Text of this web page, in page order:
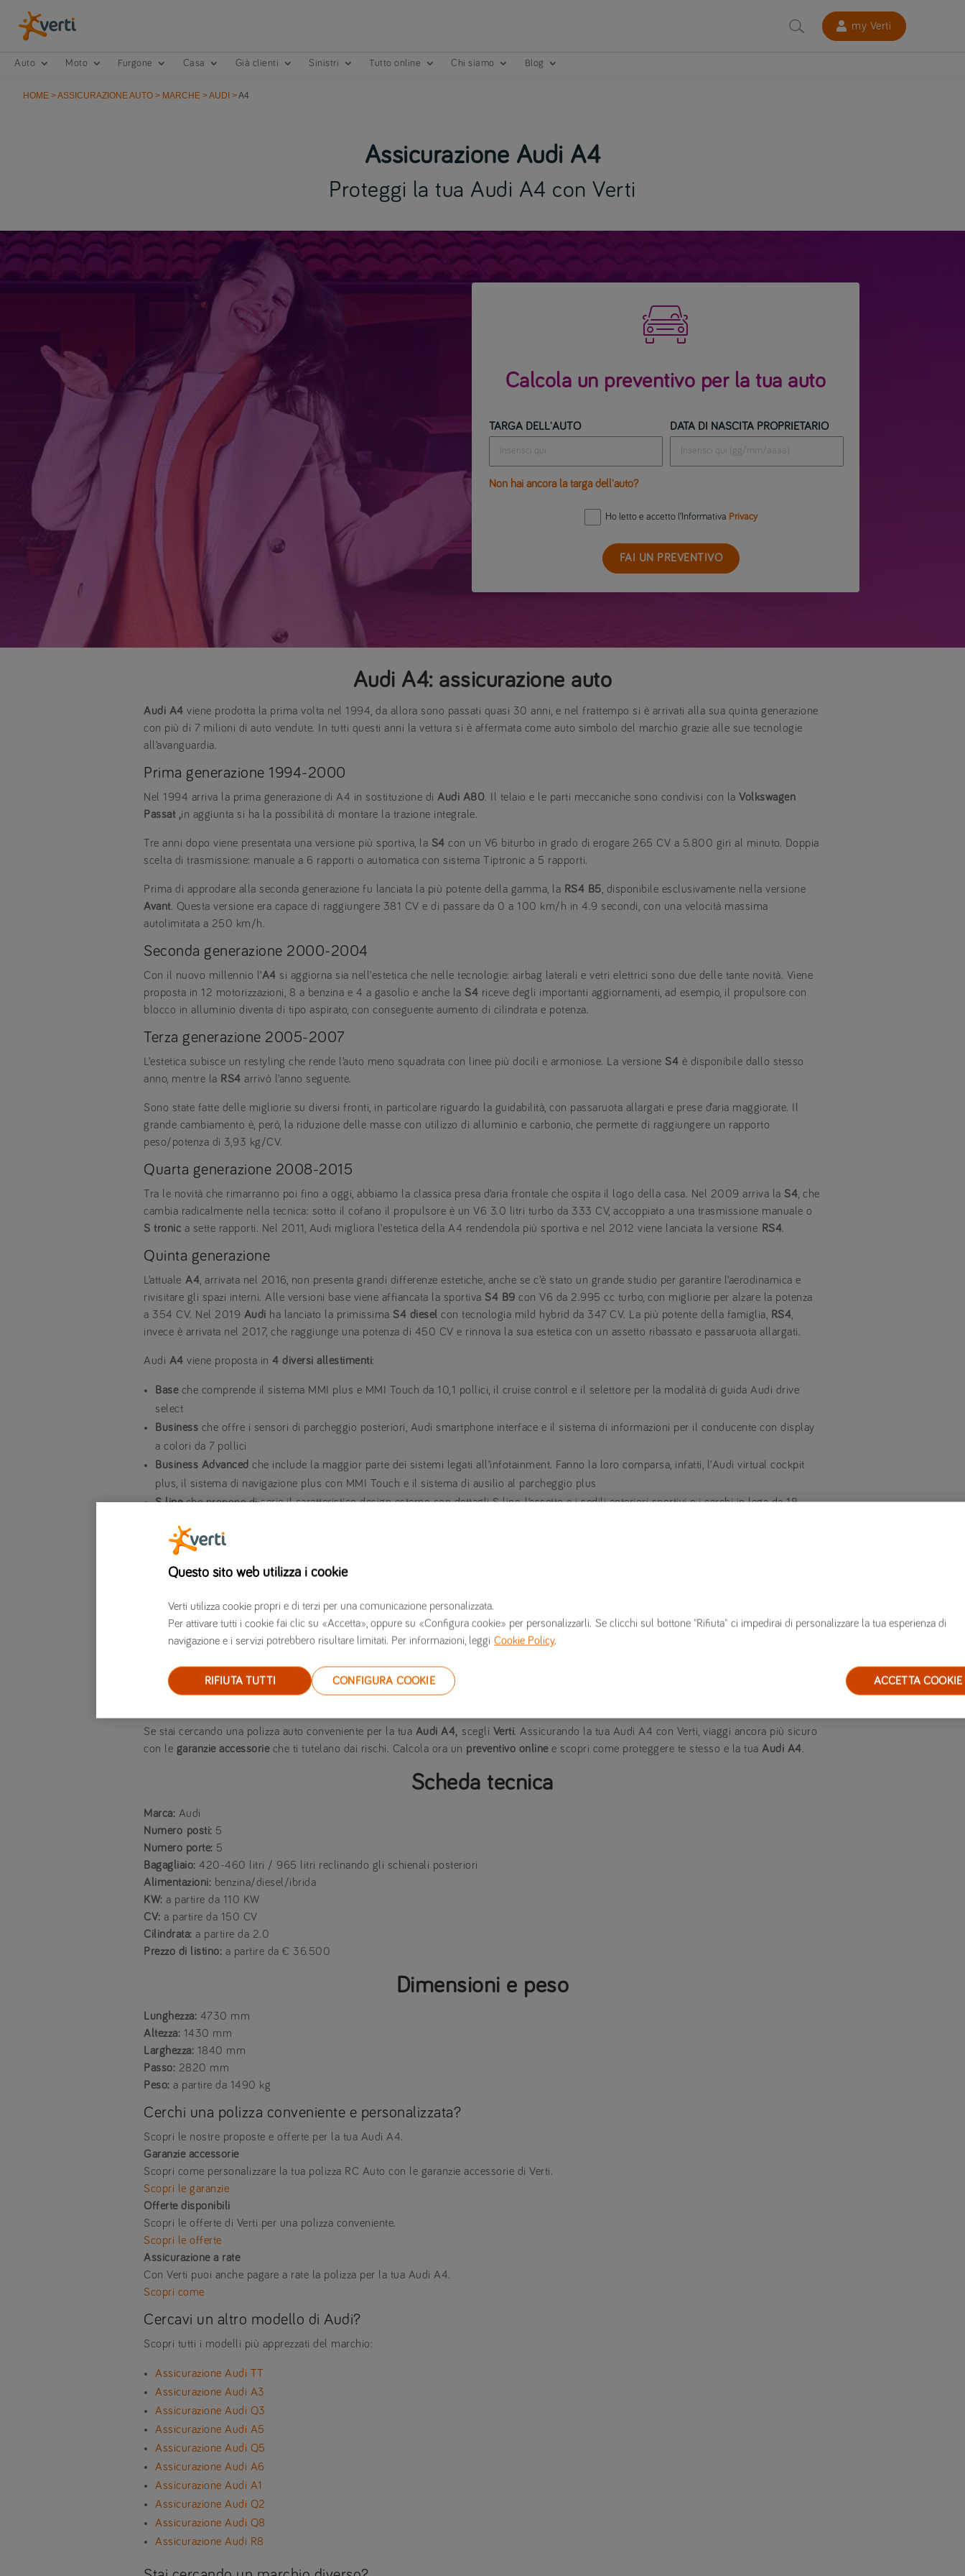
my Verti
Auto Moto Furgone Casa Già clienti Sinistri Tutto online Chi siamo Blog
HOME >ASSICURAZIONE AUTO > MARCHE >AUDI >A4
Assicurazione Audi A4
Proteggi la tua Audi A4 con Verti

Calcola un preventivo per la tua auto
TARGA DELL'AUTO
Non hai ancora la targa dell'auto?
DATA DI NASCITA PROPRIETARIO
Ho letto e accetto l’Informativa Privacy
FAI UN PREVENTIVO
Audi A4: assicurazione auto
Audi A4 viene prodotta la prima volta nel 1994, da allora sono passati quasi 30 anni, e nel frattempo si è arrivati alla sua quinta generazione
con più di 7 milioni di auto vendute. In tutti questi anni la vettura si è affermata come auto simbolo del marchio grazie alle sue tecnologie
all’avanguardia.
Prima generazione 1994-2000
Nel 1994 arriva la prima generazione di A4 in sostituzione diAudi A80. Il telaio e le parti meccaniche sono condivisi con laVolkswagen
Passat ,in aggiunta si ha la possibilità di montare la trazione integrale.
Tre anni dopo viene presentata una versione più sportiva, la S4 con un V6 biturbo in grado di erogare 265 CV a 5.800 giri al minuto. Doppia
scelta di trasmissione: manuale a 6 rapporti o automatica con sistema Tiptronic a 5 rapporti.
Prima di approdare alla seconda generazione fu lanciata la più potente della gamma, la RS4 B5, disponibile esclusivamente nella versione
Avant. Questa versione era capace di raggiungere 381 CV e di passare da 0 a 100 km/h in 4.9 secondi, con una velocità massima
autolimitata a 250 km/h.
Seconda generazione 2000-2004
Con il nuovo millennio l’A4 si aggiorna sia nell’estetica che nelle tecnologie: airbag laterali e vetri elettrici sono due delle tante novità. Viene
proposta in 12 motorizzazioni, 8 a benzina e 4 a gasolio e anche laS4 riceve degli importanti aggiornamenti, ad esempio, il propulsore con
blocco in alluminio diventa di tipo aspirato, con conseguente aumento di cilindrata e potenza.
Terza generazione 2005-2007
L’estetica subisce un restyling che rende l’auto meno squadrata con linee più docili e armoniose. La versioneS4 è disponibile dallo stesso
anno, mentre la RS4 arrivò l’anno seguente.
Sono state fatte delle migliorie su diversi fronti, in particolare riguardo la guidabilità, con passaruota allargati e prese d’aria maggiorate. Il
grande cambiamento è, però, la riduzione delle masse con utilizzo di alluminio e carbonio, che permette di raggiungere un rapporto
peso/potenza di 3,93 kg/CV.
Quarta generazione 2008-2015
Tra le novità che rimarranno poi fino a oggi, abbiamo la classica presa d’aria frontale che ospita il logo della casa. Nel 2009 arriva laS4, che
cambia radicalmente nella tecnica: sotto il cofano il propulsore è un V6 3.0 litri turbo da 333 CV, accoppiato a una trasmissione manuale o
S tronic a sette rapporti. Nel 2011, Audi migliora l’estetica della A4 rendendola più sportiva e nel 2012 viene lanciata la versione RS4.
Quinta generazione
L’attuale A4, arrivata nel 2016, non presenta grandi differenze estetiche, anche se c’è stato un grande studio per garantire l’aerodinamica e
rivisitare gli spazi interni. Alle versioni base viene affiancata la sportivaS4 B9 con V6 da 2.995 cc turbo, con migliorie per alzare la potenza
a 354 CV. Nel 2019 Audi ha lanciato la primissimaS4 diesel con tecnologia mild hybrid da 347 CV. La più potente della famiglia, RS4,
invece è arrivata nel 2017, che raggiunge una potenza di 450 CV e rinnova la sua estetica con un assetto ribassato e passaruota allargati.
Audi A4 viene proposta in4 diversi allestimenti:
Base che comprende il sistema MMI plus e MMI Touch da 10,1 pollici, il cruise control e il selettore per la modalità di guida Audi drive
select
Business che offre i sensori di parcheggio posteriori, Audi smartphone interface e il sistema di informazioni per il conducente con display
a colori da 7 pollici
Business Advancedche include la maggior parte dei sistemi legati all’infotainment. Fanno la loro comparsa, infatti, l’Audi virtual cockpit
plus, il sistema di navigazione plus con MMI Touch e il sistema di ausilio al parcheggio plus
S lineche propone di serie il caratteristico design esterno con dettagli S line, l’assetto e i sedili anteriori sportivi e i cerchi in lega da 18
gamma A4
emissioni di CO2
A4 allroad quattro propone un design esterno da offroad con l’inserimento di paracolpi in plastica e un’altezza da terra di 35 millimetri
superiore a quella del modello base, grazie alle sospensioni allroad di serie
litri in grado di erogare 450 CV. A questo si aggiungono diversi elementi di design specifici che ne aumentano la sportività e l’impatto
visivo.
Se stai cercando una polizza auto conveniente per la tua Audi A4, scegli Verti. Assicurando la tua Audi A4 con Verti, viaggi ancora più sicuro
con le garanzie accessorieche ti tutelano dai rischi. Calcola ora un preventivo onlinee scopri come proteggere te stesso e la tuaAudi A4.
Scheda tecnica
Marca: Audi
Numero posti: 5
Numero porte: 5
Bagagliaio: 420-460 litri / 965 litri reclinando gli schienali posteriori
Alimentazioni: benzina/diesel/ibrida
KW: a partire da 110 KW
CV: a partire da 150 CV
Cilindrata: a partire da 2.0
Prezzo di listino: a partire da € 36.500
Dimensioni e peso
Lunghezza: 4730 mm
Altezza: 1430 mm
Larghezza: 1840 mm
Passo: 2820 mm
Peso: a partire da 1490 kg
Cerchi una polizza conveniente e personalizzata?
Scopri le nostre proposte e offerte per la tua Audi A4.
Garanzie accessorie
Scopri come personalizzare la tua polizza RC Auto con le garanzie accessorie di Verti.
Scopri le garanzie
Offerte disponibili
Scopri le offerte di Verti per una polizza conveniente.
Scopri le offerte
Assicurazione a rate
Con Verti puoi anche pagare a rate la polizza per la tua Audi A4.
Scopri come
Cercavi un altro modello di Audi?
Scopri tutti i modelli più apprezzati del marchio:
Assicurazione Audi TT
Assicurazione Audi A3
Assicurazione Audi Q3
Assicurazione Audi A5
Assicurazione Audi Q5
Assicurazione Audi A6
Assicurazione Audi A1
Assicurazione Audi Q2
Assicurazione Audi Q8
Assicurazione Audi R8
Questo sito web utilizza i cookie
Verti utilizza cookie propri e di terzi per una comunicazione personalizzata.
Per attivare tutti i cookie fai clic su «Accetta», oppure su «Configura cookie» per personalizzarli. Se clicchi sul bottone "Rifiuta" ci impedirai di personalizzare la tua esperienza di
navigazione e i servizi potrebbero risultare limitati. Per informazioni, leggiCookie Policy.
CONFIGURA COOKIE
RIFIUTA TUTTI ACCETTA COOKIE